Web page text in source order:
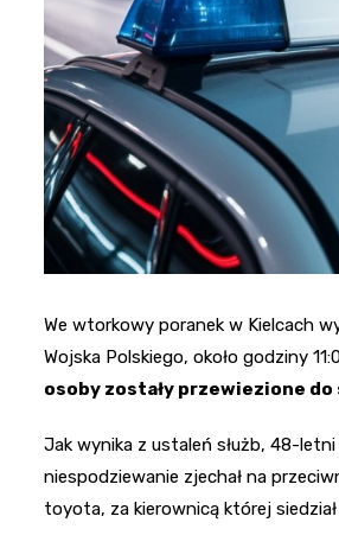
We wtorkowy poranek w Kielcach
Wojska Polskiego, około godziny
osoby zostały przewiezione
Jak wynika z ustaleń służb, 48-
niespodziewanie zjechał na
toyota, za kierownicą której